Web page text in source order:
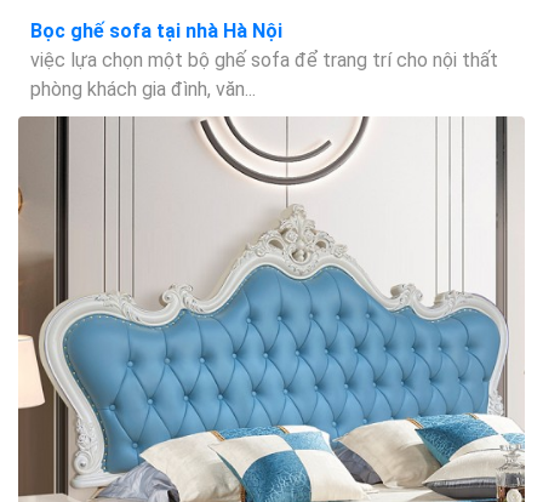
Bọc ghế sofa tại nhà Hà Nội
việc lựa chọn một bộ ghế sofa để trang trí cho nội thất
phòng khách gia đình, văn...